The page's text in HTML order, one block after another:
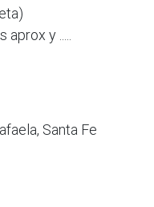
y .....
Santa Fe